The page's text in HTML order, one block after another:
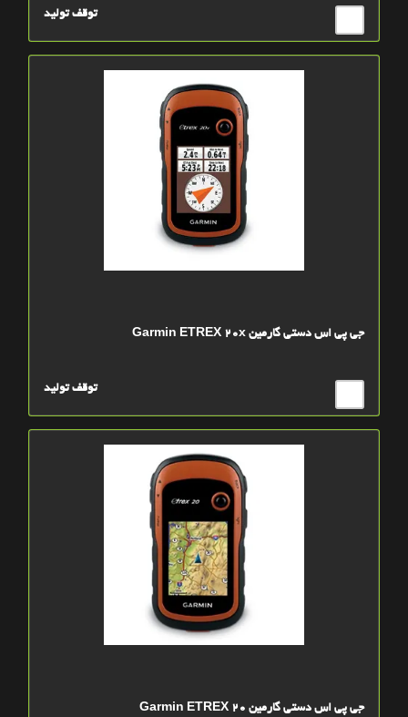
توقف تولید
جی پی اس دستی گارمین Garmin ETREX 20x
توقف تولید
جی پی اس دستی گارمین Garmin ETREX 20